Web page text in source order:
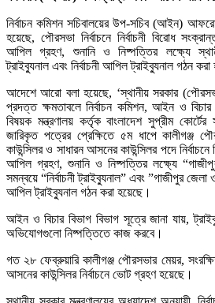
নির্বাচন কমিশন সচিবালয়ের উপ-সচিব (আইন)
হয়েছে, পৌরসভা নির্বাচনে নির্বাচনী বিরোধ
আপিল গ্রহণ, শুনানি ও নিষ্পত্তির লক্ষ্যে
ট্রাইব্যুনাল এবং নির্বাচনী আপিল ট্রাইব্যুনাল গঠন করা
আদেশে আরো বলা হয়েছে, ‘স্থানীয় সরকার
প্রদত্ত ক্ষমতাবলে নির্বাচন কমিশন, আইন ও
বিষয়ক মন্ত্রণালয় কর্তৃক বাংলাদেশ সুপ্রীম কোর্টের
জারিকৃত পত্রের প্রেক্ষিতে ৫ম ধাপে কালীগঞ্জ
কাউন্সিলর ও সাধারন আসনের কাউন্সিলর পদে নির্বাচনে
আপিল গ্রহণ, শুনানি ও নিষ্পত্তির লক্ষ্যে
সমন্বয়ে “নির্বাচনী ট্রাইব্যুনাল” এবং ”গাজীপুর জেলা
আপিল ট্রাইব্যুনাল গঠন করা হয়েছে।
আইন ও বিচার বিভাগ বিভাগ সূত্রে জানা যায়,
অভিযোগগুলো নিষ্পত্তিতে কাজ করবে।
গত ২৮ ফেব্রুয়ারি কালীগঞ্জ পৌরসভার মেয়র,
আসনের কাউন্সিলর নির্বাচনে ভোট গ্রহণ হয়েছে।